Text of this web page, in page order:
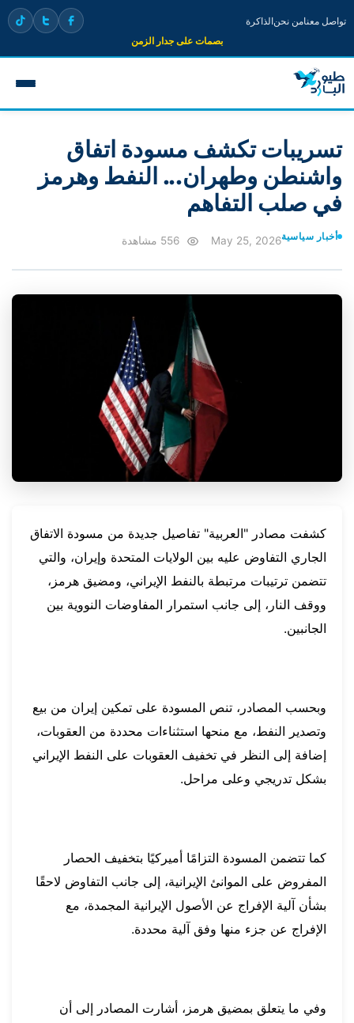
تواصل معنامن نحنالذاكرة
بصمات على جدار الزمن
تسريبات تكشف مسودة اتفاق
واشنطن وطهران... النفط وهرمز
في صلب التفاهم
أخبار سياسيةMay 25, 2026
كشفت مصادر "العربية" تفاصيل جديدة من مسودة الاتفاق
الجاري التفاوض عليه بين الولايات المتحدة وإيران، والتي
تتضمن ترتيبات مرتبطة بالنفط الإيراني، ومضيق هرمز،
ووقف النار، إلى جانب استمرار المفاوضات النووية بين
الجانبين.
وبحسب المصادر، تنص المسودة على تمكين إيران من بيع
وتصدير النفط، مع منحها استثناءات محددة من العقوبات،
إضافة إلى النظر في تخفيف العقوبات على النفط الإيراني
بشكل تدريجي وعلى مراحل.
كما تتضمن المسودة التزامًا أميركيًا بتخفيف الحصار
المفروض على الموانئ الإيرانية، إلى جانب التفاوض لاحقًا
بشأن آلية الإفراج عن الأصول الإيرانية المجمدة، مع
الإفراج عن جزء منها وفق آلية محددة.
وفي ما يتعلق بمضيق هرمز، أشارت المصادر إلى أن